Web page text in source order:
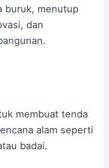
buruk, menutup
dan
membuat tenda
alam seperti
badai.